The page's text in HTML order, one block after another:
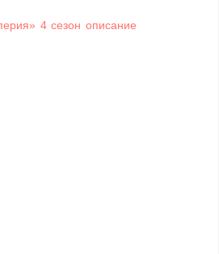
4 сезон описание